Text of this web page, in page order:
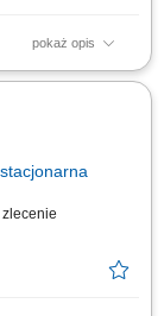
pokaż opis
w obiekcie.
środków
o czystość i...
stacjonarna